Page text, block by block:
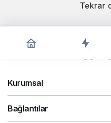
Tekrar
Kurumsal
Bağlantılar